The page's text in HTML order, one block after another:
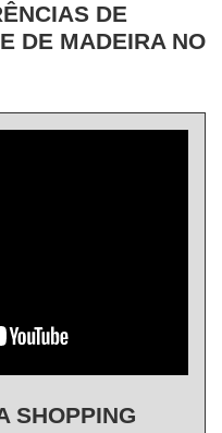
DE
DE MADEIRA NO
SHOPPING